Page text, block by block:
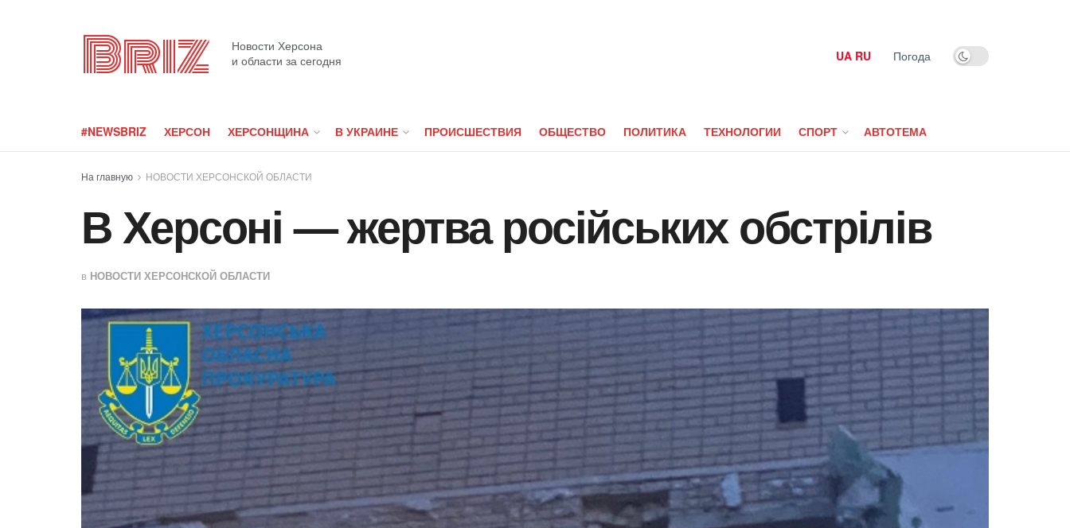
Briz
Новости Херсона
и области за сегодня
UA RU Погода
#NEWSBRIZ ХЕРСОН ХЕРСОНЩИНА В УКРАИНЕ ПРОИСШЕСТВИЯ ОБЩЕСТВО ПОЛИТИКА ТЕХНОЛОГИИ СПОРТ АВТОТЕМА
На главную НОВОСТИ ХЕРСОНСКОЙ ОБЛАСТИ
В Херсоні — жертва російських обстрілів
в НОВОСТИ ХЕРСОНСКОЙ ОБЛАСТИ